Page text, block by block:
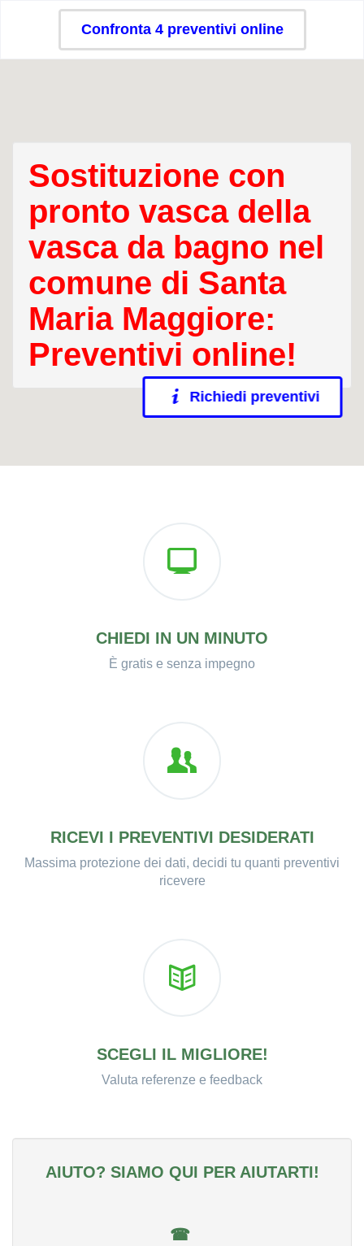
Confronta 4 preventivi online
Sostituzione con
pronto vasca della
vasca da bagno nel
comune di Santa
Maria Maggiore:
Preventivi online!
Richiedi preventivi
CHIEDI IN UN MINUTO
È gratis e senza impegno
RICEVI I PREVENTIVI DESIDERATI
Massima protezione dei dati, decidi tu quanti preventivi
ricevere
SCEGLI IL MIGLIORE!
Valuta referenze e feedback
AIUTO? SIAMO QUI PER AIUTARTI!
☎